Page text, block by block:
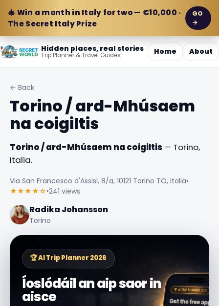
🎄 Win a month in Italy for two — €10,000 ·
The Secret Italy Prize
GO
→
Hidden places, real stories
Trip Planner & Travel Guides Home About
← Back
Torino / ard-Mhúsaem
na coigiltis
Torino / ard-Mhúsaem na coigiltis — Torino,
Italia.
Via San Francesco d'Assisi, 8/a, 10121 Torino TO, Italia•
★★★★☆•241 views
Radika Johansson
Torino
🏆 AI Trip Planner 2026
Íoslódáil an aip saor in
aisce